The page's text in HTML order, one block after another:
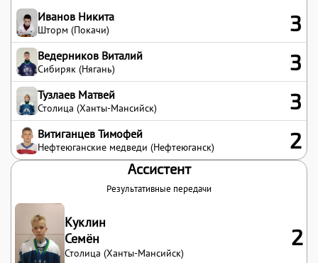
Иванов Никита
Шторм (Покачи) 3
Ведерников Виталий
Сибиряк (Нягань) 3
Тузлаев Матвей
Столица (Ханты-Мансийск) 3
Витиганцев Тимофей
Нефтеюганские медведи (Нефтеюганск) 2
Ассистент
Результативные передачи
Куклин
Семён
Столица (Ханты-Мансийск)
2